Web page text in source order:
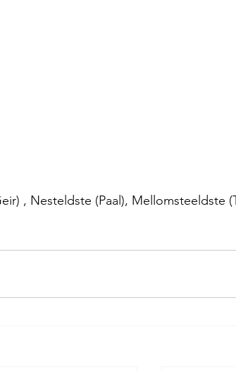
, Nesteldste (Paal), Mellomsteeldste